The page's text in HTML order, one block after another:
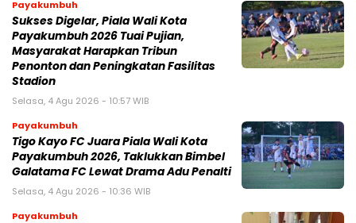
Payakumbuh
Sukses Digelar, Piala Wali Kota
Payakumbuh 2026 Tuai Pujian,
Masyarakat Harapkan Tribun
Penonton dan Peningkatan Fasilitas
Stadion
Selasa, 4 Agu 2026 - 10:57 WIB
Payakumbuh
Tigo Kayo FC Juara Piala Wali Kota
Payakumbuh 2026, Taklukkan Bimbel
Galatama FC Lewat Drama Adu Penalti
Selasa, 4 Agu 2026 - 10:36 WIB
Payakumbuh